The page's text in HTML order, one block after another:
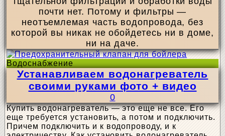
почти нет. Потому и фильтры —
неотъемлемая часть водопровода, без
которой вы никак не обойдетесь ни в доме,
ни на даче.
Водоснабжение
Устанавливаем водонагреватель
своими руками фото + видео
0
Купить водонагреватель — это еще не все. Его
еще требуется установить, а потом и подключить.
Причем подключить и к водопроводу, и к